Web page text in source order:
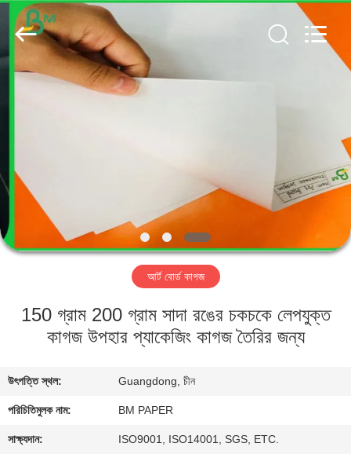
বাড়ি
আমাদের
সম্পর্কে
কারখানা
যোগাযোগ
করুন
GUANGZHOU
BMPAPER
CO.,
LTD..
Rights
Reserved.
আর্ট বোর্ড কাগজ
150 গ্রাম 200 গ্রাম সাদা রঙের চকচকে লেপযুক্ত
কাগজ উপহার প্যাকেজিং কাগজ তৈরির জন্য
উৎপত্তি স্থল: Guangdong, চীন
পরিচিতিমুলক নাম: BM PAPER
সাক্ষ্যদান: ISO9001, ISO14001, SGS, ETC.